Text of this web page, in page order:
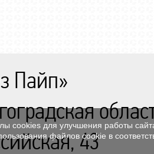
Пайп»
43
cookies для улучшения работы
файлов cookie в